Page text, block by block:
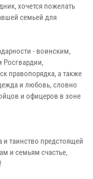
хочется пожелать
семьей для
- воинским,
Росгвардии,
правопорядка, а также
и любовь, словно
и офицеров в зоне
и таинство предстоящей
и семьям счастье,